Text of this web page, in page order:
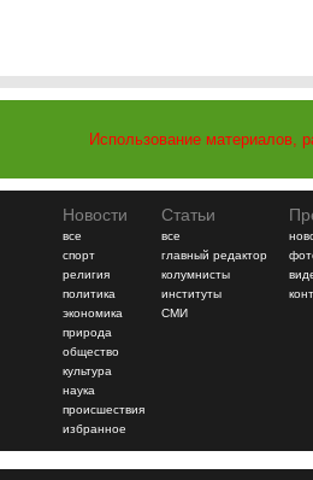
Использование материалов,
Новости
все
спорт
религия
политика
экономика
природа
общество
культура
наука
происшествия
избранное
Статьи
все
главный редактор
колумнисты
институты
СМИ